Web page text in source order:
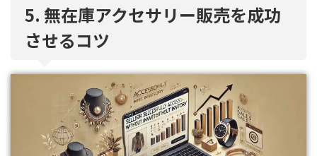
5. 無在庫アクセサリー販売を成功
させるコツ